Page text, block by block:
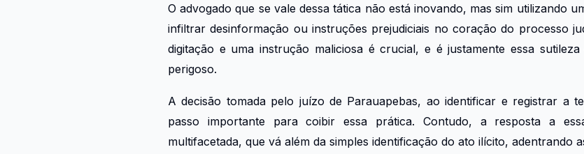
O advogado que se vale dessa tática não está inovando, mas sim utilizando
infiltrar desinformação ou instruções prejudiciais no coração do processo
digitação e uma instrução maliciosa é crucial, e é justamente essa
perigoso.
A decisão tomada pelo juízo de Parauapebas, ao identificar e registrar a
passo importante para coibir essa prática. Contudo, a resposta a
multifacetada, que vá além da simples identificação do ato ilícito, adentrando